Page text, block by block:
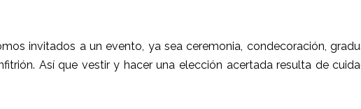
invitados a un evento, ya sea ceremonia, condecoración,
Así que vestir y hacer una elección acertada resulta de